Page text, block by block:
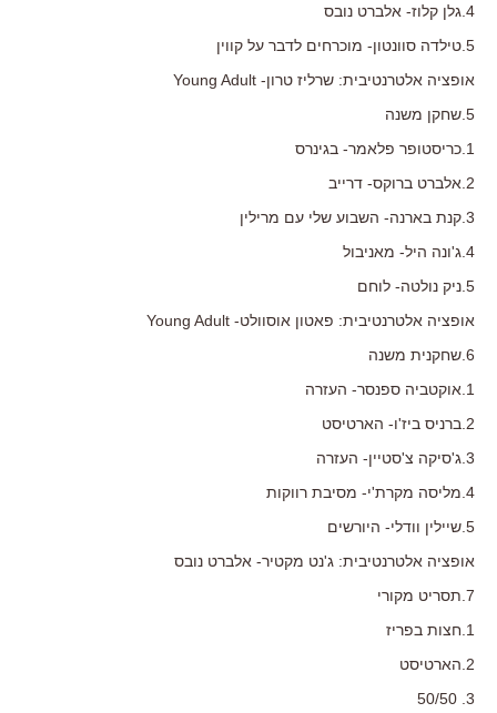
4.גלן קלוז- אלברט נובס
5.טילדה סוונטון- מוכרחים לדבר על קווין
אופציה אלטרנטיבית: שרליז טרון- Young Adult
5.שחקן משנה
1.כריסטופר פלאמר- בגינרס
2.אלברט ברוקס- דרייב
3.קנת בארנה- השבוע שלי עם מרילין
4.ג'ונה היל- מאניבול
5.ניק נולטה- לוחם
אופציה אלטרנטיבית: פאטון אוסוולט- Young Adult
6.שחקנית משנה
1.אוקטביה ספנסר- העזרה
2.ברניס ביז'ו- הארטיסט
3.ג'סיקה צ'סטיין- העזרה
4.מליסה מקרת'י- מסיבת רווקות
5.שיילין וודלי- היורשים
אופציה אלטרנטיבית: ג'נט מקטיר- אלברט נובס
7.תסריט מקורי
1.חצות בפריז
2.הארטיסט
3. 50/50